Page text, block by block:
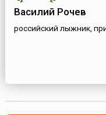
Василий Рочев
российский лыжник,